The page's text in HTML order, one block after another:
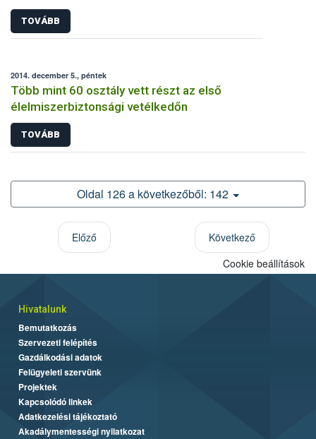
TOVÁBB
2014. december 5., péntek
Több mint 60 osztály vett részt az első
élelmiszerbiztonsági vetélkedőn
TOVÁBB
Oldal 126 a következőből: 142
Előző
Következő
Cookie beállítások
Hivatalunk
Bemutatkozás
Szervezeti felépítés
Gazdálkodási adatok
Felügyeleti szervünk
Projektek
Kapcsolódó linkek
Adatkezelési tájékoztató
Akadálymentességi nyilatkozat